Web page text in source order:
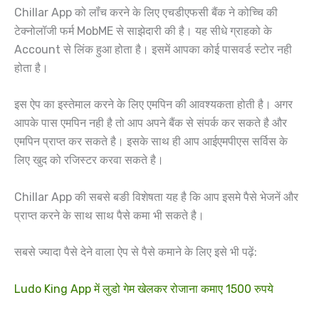
Chillar App को लॉंच करने के लिए एचडीएफसी बैंक ने कोच्चि की
टेक्नोलॉजी फर्म MobME से साझेदारी की है। यह सीधे ग्राहको के
Account से लिंक हुआ होता है। इसमें आपका कोई पासवर्ड स्टोर नही
होता है।
इस ऐप का इस्तेमाल करने के लिए एमपिन की आवश्यकता होती है। अगर
आपके पास एमपिन नही है तो आप अपने बैंक से संपर्क कर सकते है और
एमपिन प्राप्त कर सकते है। इसके साथ ही आप आईएमपीएस सर्विस के
लिए खुद को रजिस्टर करवा सकते है।
Chillar App की सबसे बङी विशेषता यह है कि आप इसमे पैसे भेजनें और
प्राप्त करने के साथ साथ पैसे कमा भी सकते है।
सबसे ज्यादा पैसे देने वाला ऐप से पैसे कमाने के लिए इसे भी पढ़ें:
Ludo King App में लुडो गेम खेलकर रोजाना कमाए 1500 रुपये